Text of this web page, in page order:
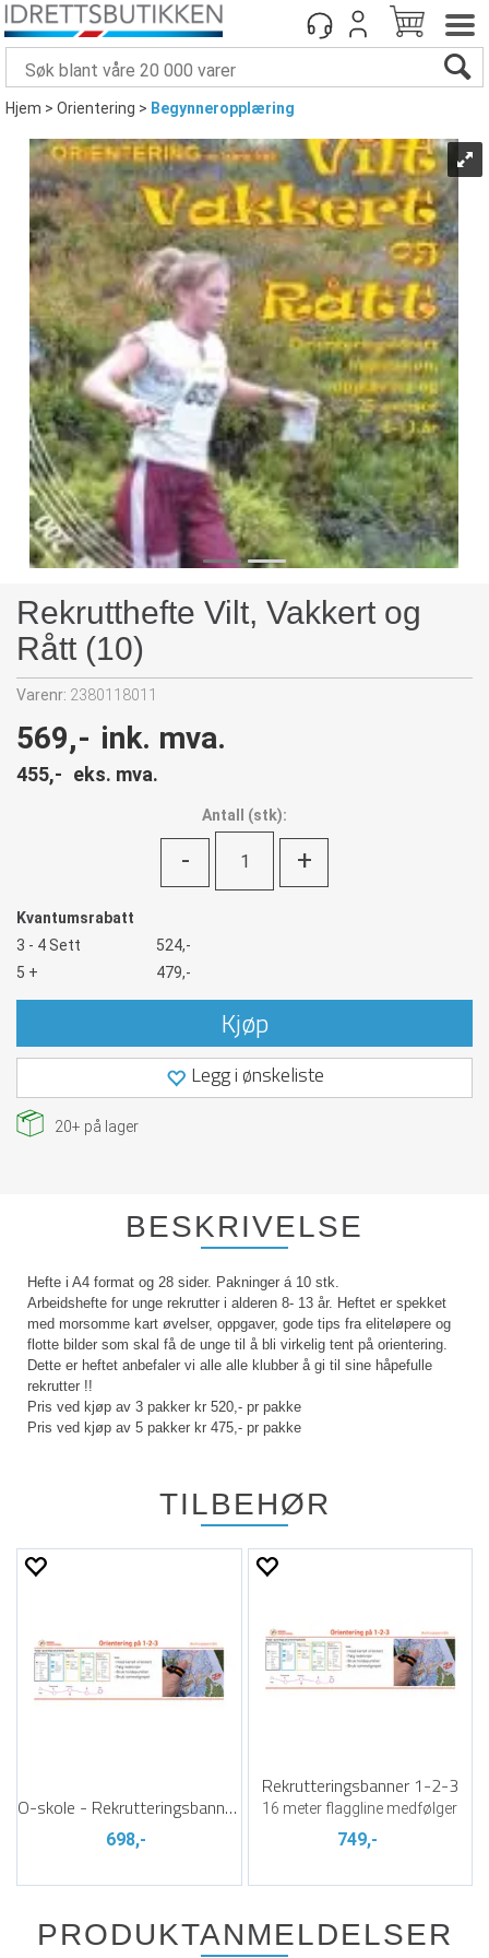
Hjem>Orientering> Begynneropplæring
Rekrutthefte Vilt, Vakkert og
Rått (10)
Varenr: 2380118011
569,- ink. mva.
455,- eks. mva.
Antall (stk):
- +
Kvantumsrabatt
3 - 4 Sett
524,-
5 +
479,-
Kjøp
Legg i ønskeliste
20+ på lager
BESKRIVELSE
Hefte i A4 format og 28 sider. Pakninger á 10 stk.
Arbeidshefte for unge rekrutter i alderen 8- 13 år. Heftet er spekket
med morsomme kart øvelser, oppgaver, gode tips fra eliteløpere og
flotte bilder som skal få de unge til å bli virkelig tent på orientering.
Dette er heftet anbefaler vi alle alle klubber å gi til sine håpefulle
rekrutter !!
Pris ved kjøp av 3 pakker kr 520,- pr pakke
Pris ved kjøp av 5 pakker kr 475,- pr pakke
TILBEHØR
O-skole - Rekrutteringsbanner 1-2-3
698,-
Rekrutteringsbanner 1-2-3
16 meter flaggline medfølger
749,-
PRODUKTANMELDELSER